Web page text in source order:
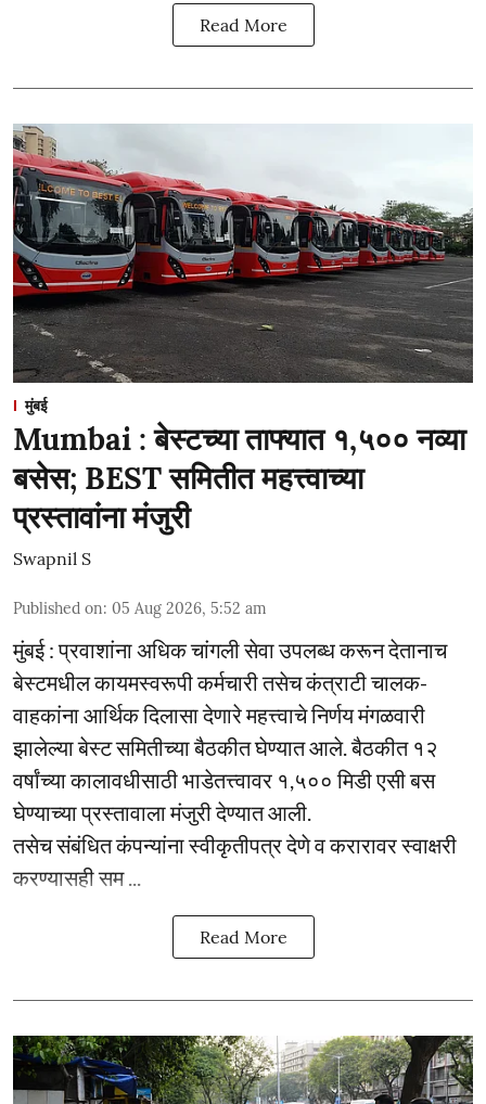
Read More
मुंबई
Mumbai : बेस्टच्या ताफ्यात १,५०० नव्या
बसेस; BEST समितीत महत्त्वाच्या
प्रस्तावांना मंजुरी
Swapnil S
Published on: 05 Aug 2026, 5:52 am
मुंबई : प्रवाशांना अधिक चांगली सेवा उपलब्ध करून देतानाच
बेस्टमधील कायमस्वरूपी कर्मचारी तसेच कंत्राटी चालक-
वाहकांना आर्थिक दिलासा देणारे महत्त्वाचे निर्णय मंगळवारी
झालेल्या बेस्ट समितीच्या बैठकीत घेण्यात आले. बैठकीत १२
वर्षांच्या कालावधीसाठी भाडेतत्त्वावर १,५०० मिडी एसी बस
घेण्याच्या प्रस्तावाला मंजुरी देण्यात आली.
तसेच संबंधित कंपन्यांना स्वीकृतीपत्र देणे व करारावर स्वाक्षरी
करण्यासही सम ...
Read More